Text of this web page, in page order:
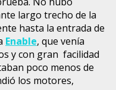
largo trecho de la
hasta la entrada de
Enable, que venía
y con gran facilidad
poco menos de
los motores,